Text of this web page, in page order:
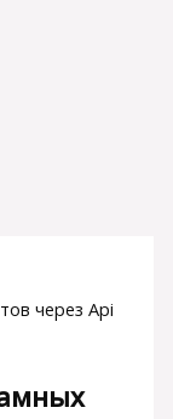
через Api